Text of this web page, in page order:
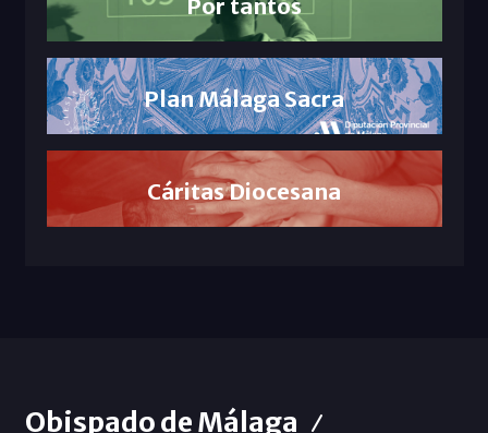
Por tantos
Plan Málaga Sacra
Cáritas Diocesana
Obispado de Málaga